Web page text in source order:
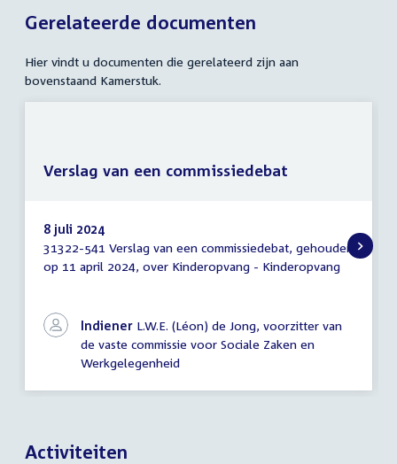
Gerelateerde documenten
Hier vindt u documenten die gerelateerd zijn aan
bovenstaand Kamerstuk.
Verslag
van
8 juli 2024
31322-541 Verslag van een commissiedebat, gehouden
op 11 april 2024, over Kinderopvang - Kinderopvang
Indiener L.W.E. (Léon) de Jong, voorzitter van
de vaste commissie voor Sociale Zaken en
Werkgelegenheid
Verslag van een commissiedebat
Activiteiten